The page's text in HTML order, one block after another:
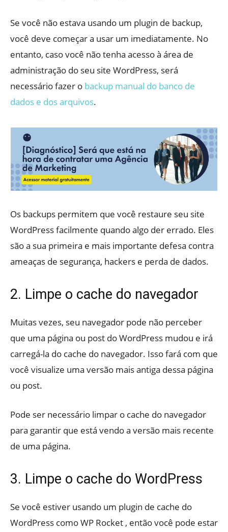
Se você não estava usando um plugin de backup,
você deve começar a usar um imediatamente. No
entanto, caso você não tenha acesso à área de
administração do seu site WordPress, será
necessário fazer o backup manual do banco de
dados e dos arquivos.
Os backups permitem que você restaure seu site
WordPress facilmente quando algo der errado. Eles
são a sua primeira e mais importante defesa contra
ameaças de segurança, hackers e perda de dados.
2. Limpe o cache do navegador
Muitas vezes, seu navegador pode não perceber
que uma página ou post do WordPress mudou e irá
carregá-la do cache do navegador. Isso fará com que
você visualize uma versão mais antiga dessa página
ou post.
Pode ser necessário limpar o cache do navegador
para garantir que está vendo a versão mais recente
de uma página.
3. Limpe o cache do WordPress
Se você estiver usando um plugin de cache do
WordPress como WP Rocket , então você pode estar